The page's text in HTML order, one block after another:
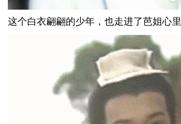
这个白衣翩翩的少年，也走进了芭姐心里